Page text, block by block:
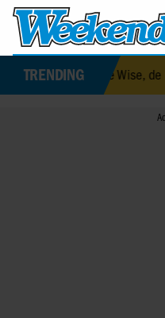
TRENDING
was Elizabeth Alice Wise, de